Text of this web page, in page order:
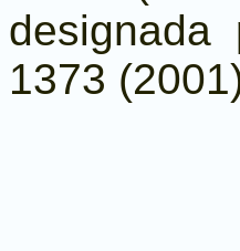
1373